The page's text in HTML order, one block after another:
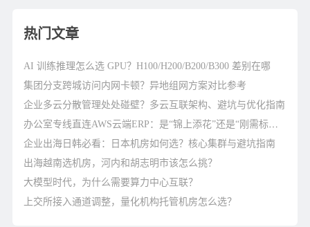
热门文章
AI 训练推理怎么选 GPU？H100/H200/B200/B300 差别在哪
集团分支跨城访问内网卡顿？异地组网方案对比参考
企业多云分散管理处处碰壁？多云互联架构、避坑与优化指南
办公室专线直连AWS云端ERP：是“锦上添花”还是“刚需标配”？
企业出海日韩必看：日本机房如何选？核心集群与避坑指南
出海越南选机房，河内和胡志明市该怎么挑？
大模型时代，为什么需要算力中心互联？
上交所接入通道调整，量化机构托管机房怎么选？